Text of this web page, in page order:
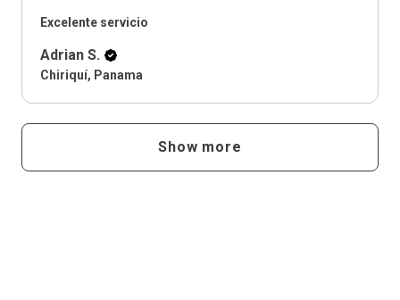
Excelente servicio
Adrian S.
Chiriquí, Panama
Show more